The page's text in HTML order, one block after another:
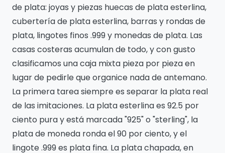
de plata: joyas y piezas huecas de plata esterlina,
cubertería de plata esterlina, barras y rondas de
plata, lingotes finos .999 y monedas de plata. Las
casas costeras acumulan de todo, y con gusto
clasificamos una caja mixta pieza por pieza en
lugar de pedirle que organice nada de antemano.
La primera tarea siempre es separar la plata real
de las imitaciones. La plata esterlina es 92.5 por
ciento pura y está marcada "925" o "sterling", la
plata de moneda ronda el 90 por ciento, y el
lingote .999 es plata fina. La plata chapada, en